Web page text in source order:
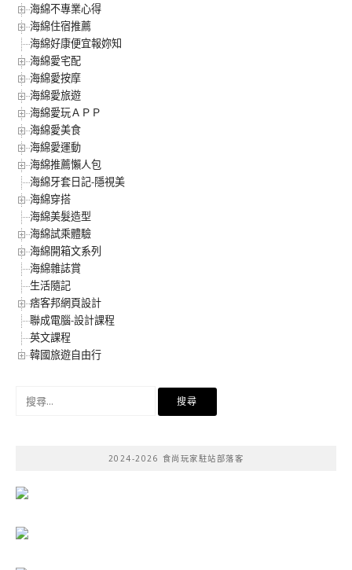
海綿不專業心得
海綿住宿推薦
海綿好康便宜報妳知
海綿愛宅配
海綿愛按摩
海綿愛旅遊
海綿愛玩ＡＰＰ
海綿愛美食
海綿愛運動
海綿推薦懶人包
海綿牙套日記-隱視美
海綿穿搭
海綿美髮造型
海綿試乘體驗
海綿開箱文系列
海綿雜誌賞
生活隨記
痞客邦網頁設計
聯成電腦-設計課程
英文課程
韓國旅遊自由行
2024-2026 食尚玩家駐站部落客